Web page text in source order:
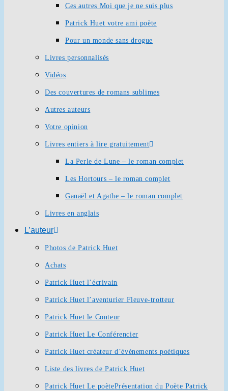
Ces autres Moi que je ne suis plus
Patrick Huet votre ami poète
Pour un monde sans drogue
Livres personnalisés
Vidéos
Des couvertures de romans sublimes
Autres auteurs
Votre opinion
Livres entiers à lire gratuitement
La Perle de Lune – le roman complet
Les Hortours – le roman complet
Ganaël et Agathe – le roman complet
Livres en anglais
L’auteur
Photos de Patrick Huet
Achats
Patrick Huet l’écrivain
Patrick Huet l’aventurier Fleuve-trotteur
Patrick Huet le Conteur
Patrick Huet Le Conférencier
Patrick Huet créateur d’événements poétiques
Liste des livres de Patrick Huet
Patrick Huet Le poètePrésentation du Poète Patrick